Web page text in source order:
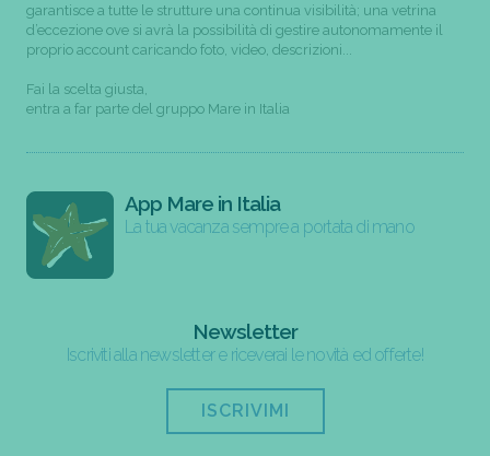
garantisce a tutte le strutture una continua visibilità; una vetrina
d’eccezione ove si avrà la possibilità di gestire autonomamente il
proprio account caricando foto, video, descrizioni...
Fai la scelta giusta,
entra a far parte del gruppo Mare in Italia
App Mare in Italia
La tua vacanza sempre a portata di mano
Newsletter
Iscriviti alla newsletter e riceverai le novità ed offerte!
ISCRIVIMI